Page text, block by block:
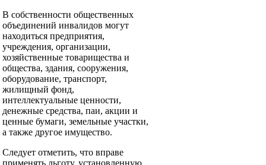
В собственности общественных
объединений инвалидов могут
находиться предприятия,
учреждения, организации,
хозяйственные товарищества и
общества, здания, сооружения,
оборудование, транспорт,
жилищный фонд,
интеллектуальные ценности,
денежные средства, паи, акции и
ценные бумаги, земельные участки,
а также другое имущество.
Следует отметить, что вправе
применять льготу, установленную